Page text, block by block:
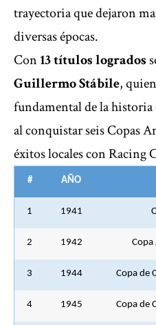
trayectoria que dejaron
diversas épocas.
Con13 títulos logrados
Guillermo Stábile,
fundamental de la
al conquistar seis Copas
éxitos locales con Racing
# AÑO
1 1941
2 1942 Copa
3 1944 Copa de
4 1945 Copa de